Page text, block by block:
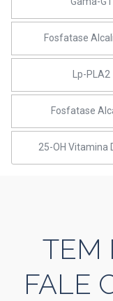
Fosfatase
Lp-PLA2
Fosfatase
25-OH Vitamina
TEM
FALE